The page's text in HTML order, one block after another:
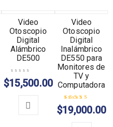
AGOTADO
Video
Otoscopio
Digital
Alámbrico
DE500
$15,500.00
TENDENCIA
Video
Otoscopio
Digital
Inalámbrico
DE550 para
Monitores de
TV y
Computadora
Valorado en
$19,000.00